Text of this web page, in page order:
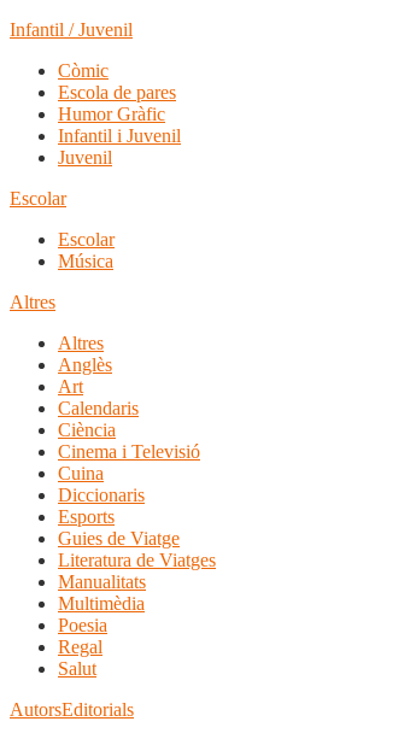
Infantil / Juvenil
Còmic
Escola de pares
Humor Gràfic
Infantil i Juvenil
Juvenil
Escolar
Escolar
Música
Altres
Altres
Anglès
Art
Calendaris
Ciència
Cinema i Televisió
Cuina
Diccionaris
Esports
Guies de Viatge
Literatura de Viatges
Manualitats
Multimèdia
Poesia
Regal
Salut
AutorsEditorials